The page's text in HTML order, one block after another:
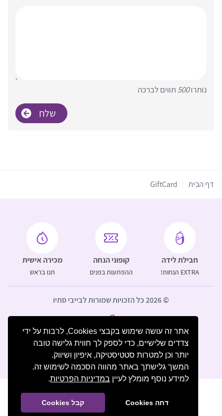
אתר זה עושה שימוש בקבצי Cookies, לרבות על ידי
צדדים שלישיים, כדי לספק לך חווית גלישה טובה
יותר וכן למטרות סטטיסטיקה, איפיון ושיווק.
המשך גלישתך באתר מהווה הסכמה לשימוש זה.
למידע נוסף מומלץ לעיין במדיניות הפרטיות.
דחה Cookies קבל Cookies
נותרו500תווים לברכה
דף הבית GiftCard
חבילת לידה
EXTRA הנחות!
קופוני הנחה
ההפתעות בפנים
מכירה אישית
תנו בראש
© 2026 כל הזכויות שמורות לבייבי סתיו